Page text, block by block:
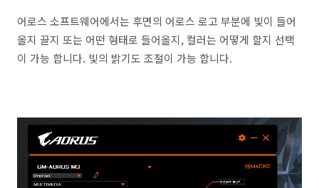
어로스 소프트웨어에서는 후면의 어로스 로고 부분에 빛이 들어
올지 끌지 또는 어떤 형태로 들어올지, 컬러는 어떻게 할지 선택
이 가능 합니다. 빛의 밝기도 조절이 가능 합니다.